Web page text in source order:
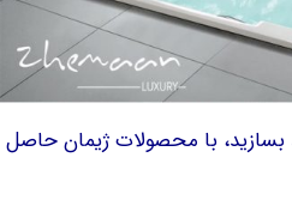
با محصولات ژیمان حاصل